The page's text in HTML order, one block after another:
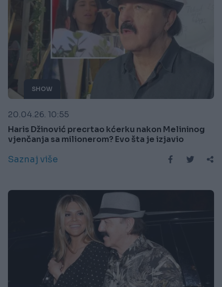
SHOW
20.04.26. 10:55
Haris Džinović precrtao kćerku nakon Melininog
vjenčanja sa milionerom? Evo šta je izjavio
Saznaj više